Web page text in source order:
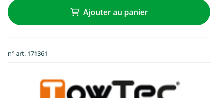
Ajouter au panier
n° art. 171361